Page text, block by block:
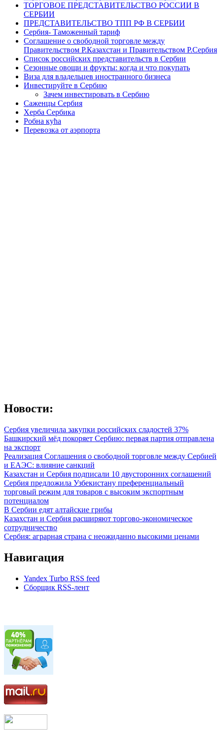
ТОРГОВОЕ ПРЕДСТАВИТЕЛЬСТВО РОССИИ В
СЕРБИИ
ПРЕДСТАВИТЕЛЬСТВО ТПП РФ В СЕРБИИ
Сербия- Таможенный тариф
Соглашение о свободной торговле между
Правительством Р.Казахстан и Правительством Р.Сербия
Список российских представительств в Сербии
Сезонные овощи и фрукты: когда и что покупать
Виза для владельцев иностранного бизнеса
Инвестируйте в Сербию
Зачем инвестировать в Сербию
Саженцы Сербия
Херба Сербика
Робна кућа
Перевозка от аэрпорта
Новости:
Сербия увеличила закупки российских сладостей 37%
Башкирский мёд покоряет Сербию: первая партия отправлена
на экспорт
Реализация Соглашения о свободной торговле между Сербией
и ЕАЭС: влияние санкций
Казахстан и Сербия подписали 10 двусторонних соглашений
Сербия предложила Узбекистану преференциальный
торговый режим для товаров с высоким экспортным
потенциалом
В Сербии едят алтайские грибы
Казахстан и Сербия расширяют торгово-экономическое
сотрудничество
Сербия: аграрная страна с неожиданно высокими ценами
Навигация
Yandex Turbo RSS feed
Сборщик RSS-лент